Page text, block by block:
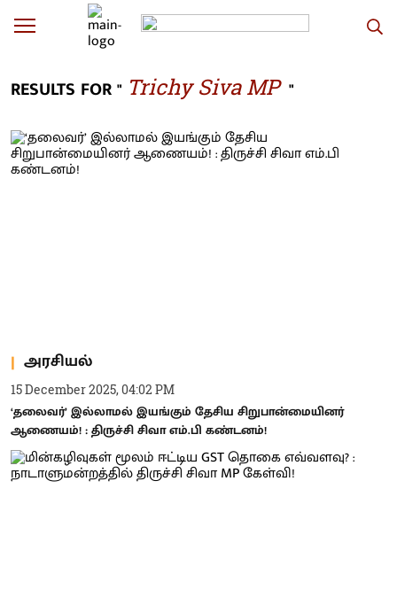
RESULTS FOR " Trichy Siva MP "
அரசியல்
15 December 2025, 04:02 PM
‘தலைவர்’ இல்லாமல் இயங்கும் தேசிய சிறுபான்மையினர்
ஆணையம்! : திருச்சி சிவா எம்.பி கண்டனம்!